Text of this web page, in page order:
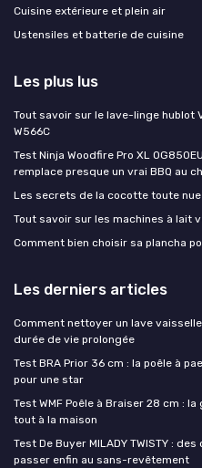
Cuisine extérieure et plein air
Ustensiles et batterie de cuisine
Les plus lus
Tout savoir sur le lave-linge hublot
W566C
Test Ninja Woodfire Pro XL
remplace presque un vrai BBQ au
Les secrets de la cocotte toute nue
Tout savoir sur les machines à lait
Comment bien choisir sa plancha
Les derniers articles
Comment nettoyer un lave
durée de vie prolongée
Test BRA Prior 36 cm : la poêle à
pour une star
Test WMF Poêle à Braiser 28 cm :
tout à la maison
Test De Buyer MILADY TWISTY :
passer enfin au sans-revêtement